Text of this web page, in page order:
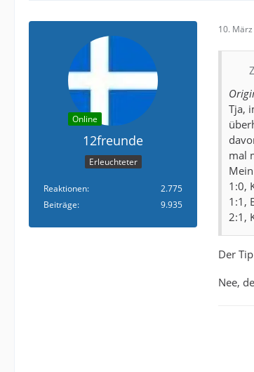
Online
12freunde
Erleuchteter
Reaktionen
2.775
Beiträge
9.935
10.
Tja,
mal
1:0,
1:1,
2:1,
Der
Nee,